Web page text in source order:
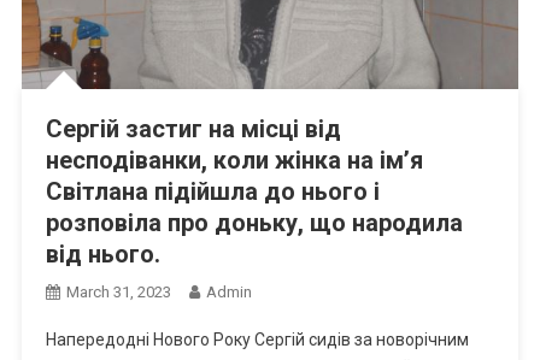
Сергій застиг на місці від
несподіванки, коли жінка на ім’я
Світлана підійшла до нього і
розповіла про доньку, що народила
від нього.
March 31, 2023 Admin
Напередодні Нового Року Сергій сидів за новорічним